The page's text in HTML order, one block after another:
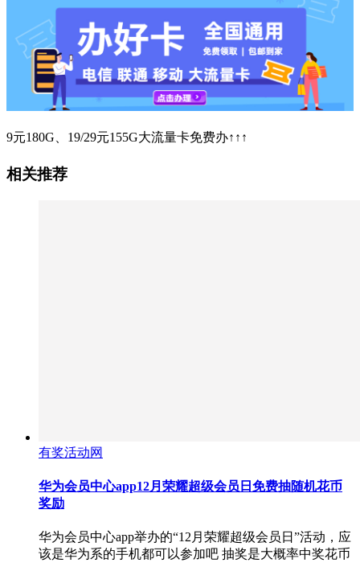
9元180G、19/29元155G大流量卡免费办↑↑↑
相关推荐
有奖活动网
华为会员中心app12月荣耀超级会员日免费抽随机花币
奖励
华为会员中心app举办的“12月荣耀超级会员日”活动，应
该是华为系的手机都可以参加吧 抽奖是大概率中奖花币